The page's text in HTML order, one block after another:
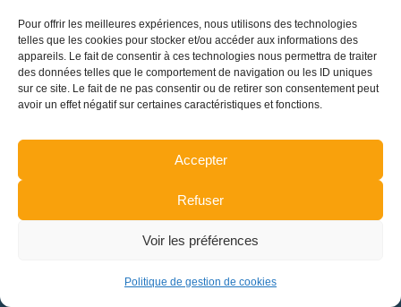
Pour offrir les meilleures expériences, nous utilisons des technologies
telles que les cookies pour stocker et/ou accéder aux informations des
appareils. Le fait de consentir à ces technologies nous permettra de traiter
des données telles que le comportement de navigation ou les ID uniques
sur ce site. Le fait de ne pas consentir ou de retirer son consentement peut
avoir un effet négatif sur certaines caractéristiques et fonctions.
Accepter
Refuser
Voir les préférences
Politique de gestion de cookies
Dream-Theme — truly
premium WordPress themes
pied de page